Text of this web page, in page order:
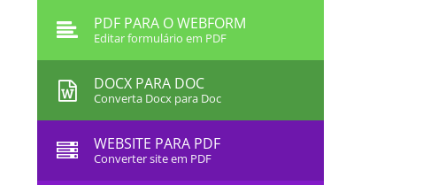
PDF PARA O WEBFORM
Editar formulário em PDF
DOCX PARA DOC
Converta Docx para Doc
WEBSITE PARA PDF
Converter site em PDF